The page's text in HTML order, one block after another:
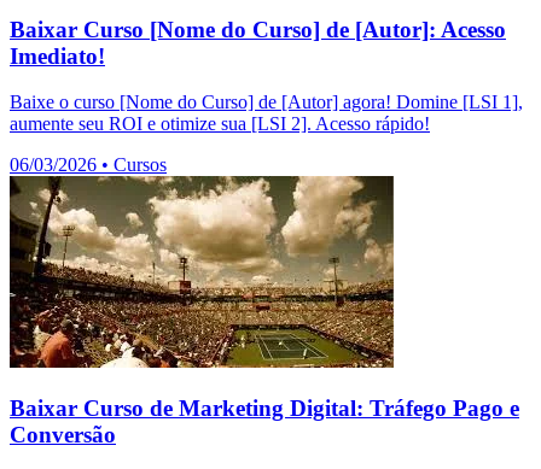
Baixar Curso [Nome do Curso] de [Autor]: Acesso
Imediato!
Baixe o curso [Nome do Curso] de [Autor] agora! Domine [LSI 1],
aumente seu ROI e otimize sua [LSI 2]. Acesso rápido!
06/03/2026 • Cursos
Baixar Curso de Marketing Digital: Tráfego Pago e
Conversão